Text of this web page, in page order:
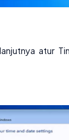
atur